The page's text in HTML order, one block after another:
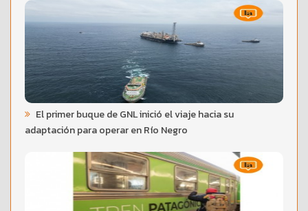
El primer buque de GNL inició el viaje hacia su
adaptación para operar en Río Negro